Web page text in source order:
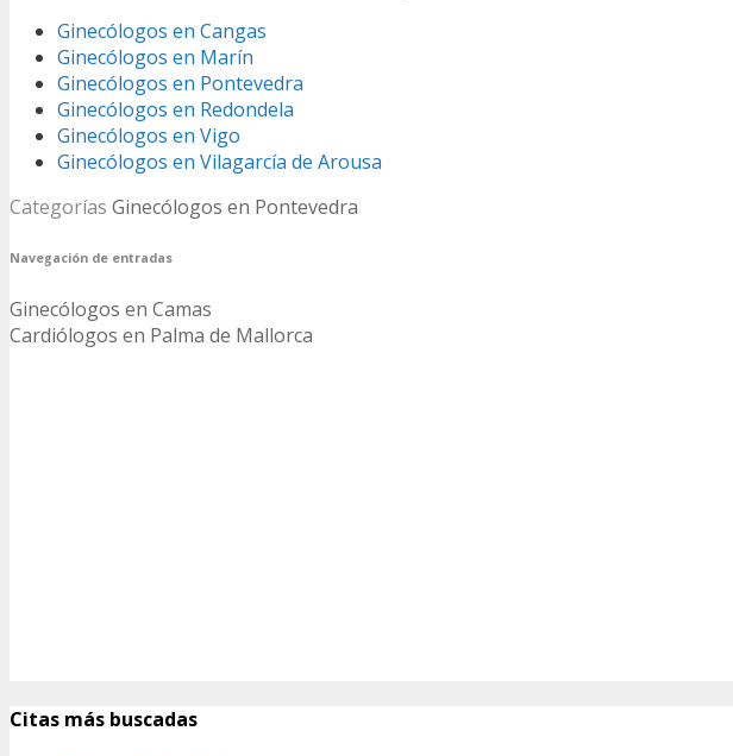
Ginecólogos en Cangas
Ginecólogos en Marín
Ginecólogos en Pontevedra
Ginecólogos en Redondela
Ginecólogos en Vigo
Ginecólogos en Vilagarcía de Arousa
Categorías Ginecólogos en Pontevedra
Navegación de entradas
Ginecólogos en Camas
Cardiólogos en Palma de Mallorca
Citas más buscadas